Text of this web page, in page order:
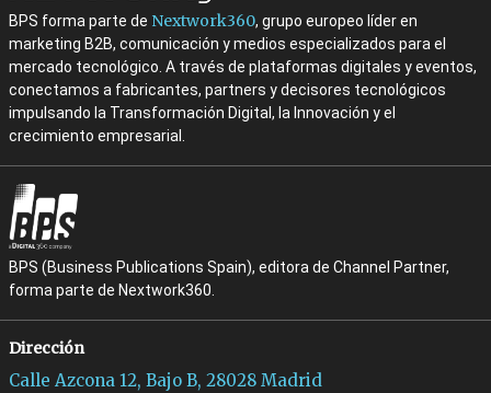
BPS forma parte de Nextwork360, grupo europeo líder en
marketing B2B, comunicación y medios especializados para el
mercado tecnológico. A través de plataformas digitales y eventos,
conectamos a fabricantes, partners y decisores tecnológicos
impulsando la Transformación Digital, la Innovación y el
crecimiento empresarial.
BPS (Business Publications Spain), editora de Channel Partner,
forma parte de Nextwork360.
Dirección
Calle Azcona 12, Bajo B, 28028 Madrid